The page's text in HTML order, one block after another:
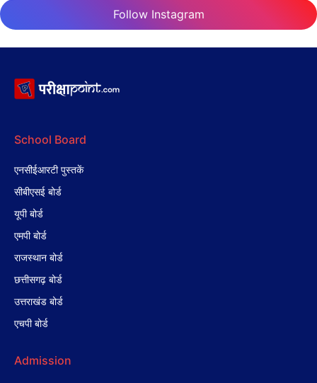
Follow Instagram
School Board
एनसीईआरटी पुस्तकें
सीबीएसई बोर्ड
यूपी बोर्ड
एमपी बोर्ड
राजस्थान बोर्ड
छत्तीसगढ़ बोर्ड
उत्तराखंड बोर्ड
एचपी बोर्ड
Admission